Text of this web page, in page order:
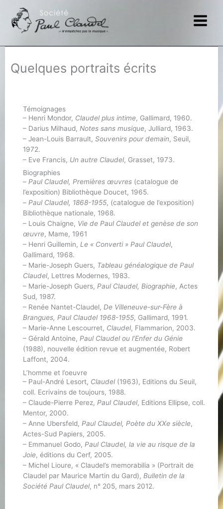
contenu
Quelques portraits écrits
Témoignages
– Henri Mondor, Claudel plus intime, Gallimard, 1960.
– Darius Milhaud, Notes sans musique, Julliard, 1963.
– Jean-Louis Barrault, Souvenirs pour demain, Seuil,
1972.
– Eve Francis, Un autre Claudel, Grasset, 1973.
Biographies
– Paul Claudel, Premières œuvres(catalogue de
l’exposition) Bibliothèque Doucet, 1965.
– Paul Claudel, 1868-1955, (catalogue de l’exposition)
Bibliothèque nationale, 1968.
– Louis Chaigne, Vie de Paul Claudel et genèse de son
œuvre, Mame, 1961
– Henri Guillemin, Le « Converti » Paul Claudel,
Gallimard, 1968.
– Marie-Joseph Guers, Tableau généalogique de Paul
Claudel, Lettres Modernes, 1983.
– Marie-Joseph Guers, Paul Claudel, Biographie, Actes
Sud, 1987.
– Renée Nantet-Claudel, De Villeneuve-sur-Fère à
Brangues, Paul Claudel 1968-1955, Gallimard, 1991.
– Marie-Anne Lescourret, Claudel, Flammarion, 2003.
– Gérald Antoine, Paul Claudel ou l’Enfer du Génie
(1988), nouvelle édition revue et augmentée, Robert
Laffont, 2004.
L’homme et l’oeuvre
– Paul-André Lesort, Claudel(1963), Editions du Seuil,
coll. Ecrivains de toujours, 1988.
– Claude-Pierre Perez, Paul Claudel, Editions Ellipse, coll.
Mentor, 2000.
– Anne Ubersfeld, Paul Claudel, Poète du XXe siècle,
Actes-Sud Papiers, 2005.
– Emmanuel Godo, Paul Claudel, la vie au risque de la
Joie, éditions du Cerf, 2005.
– Michel Lioure, « Claudel’s memorabilia » (Portrait de
Claudel par Maurice Martin du Gard), Bulletin de la
Société Paul Claudel, n° 205, mars 2012.